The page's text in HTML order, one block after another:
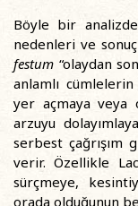
Böyle bir
nedenleri ve
festum “olaydan
anlamlı
yer açmaya veya
arzuyu
serbest çağrışım
verir. Özellikle
sürçmeye,
orada olduğunun